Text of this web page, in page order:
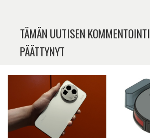
TÄMÄN UUTISEN
PÄÄTTYNYT